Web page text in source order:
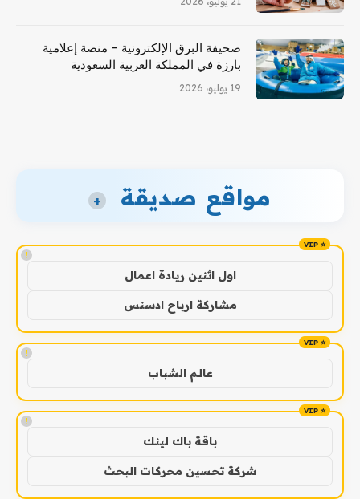
صحيفة البرق الإلكترونية – منصة إعلامية
بارزة في المملكة العربية السعودية
19 يوليو، 2026
مواقع صديقة +
!
اول اثنين ريادة اعمال
مشاركة ارباح ادسنس
!
عالم الشباب
!
باقة باك لينك
شركة تحسين محركات البحث